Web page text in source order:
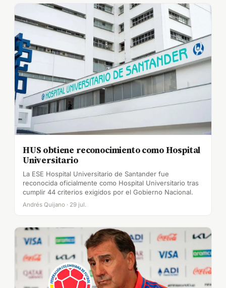
HUS obtiene reconocimiento como Hospital
Universitario
La ESE Hospital Universitario de Santander fue
reconocida oficialmente como Hospital Universitario tras
cumplir 44 criterios exigidos por el Gobierno Nacional.
Andrés Quijano · 29 jul.